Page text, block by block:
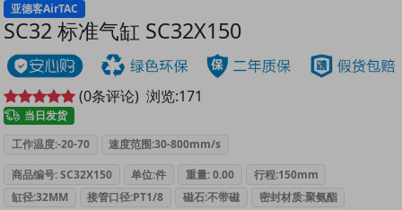
亚德客AirTAC
SC32 标准气缸 SC32X150
(0条评论) 浏览:171
当日发货
工作温度:-20-70
速度范围:30-800mm/s
商品编号: SC32X150
单位:件 重量: 0.00
行程:150mm
缸径:32MM
接管口径:PT1/8 磁石:不带磁 密封材质:聚氨酯